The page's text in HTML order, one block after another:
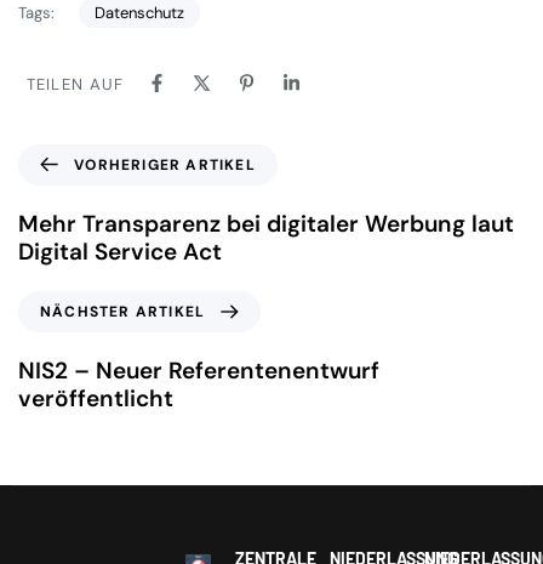
Tags: Datenschutz
TEILEN AUF
VORHERIGER ARTIKEL
Mehr Transparenz bei digitaler Werbung laut
Digital Service Act
NÄCHSTER ARTIKEL
NIS2 – Neuer Referentenentwurf
veröffentlicht
ZENTRALE
NIEDERLASSUNG